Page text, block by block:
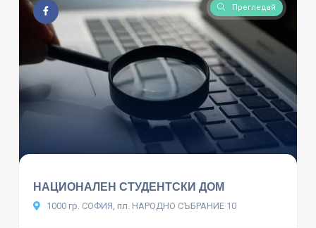
Прегледай
НАЦИОНАЛЕН СТУДЕНТСКИ ДОМ
1000 гр. СОФИЯ, пл. НАРОДНО СЪБРАНИЕ 10